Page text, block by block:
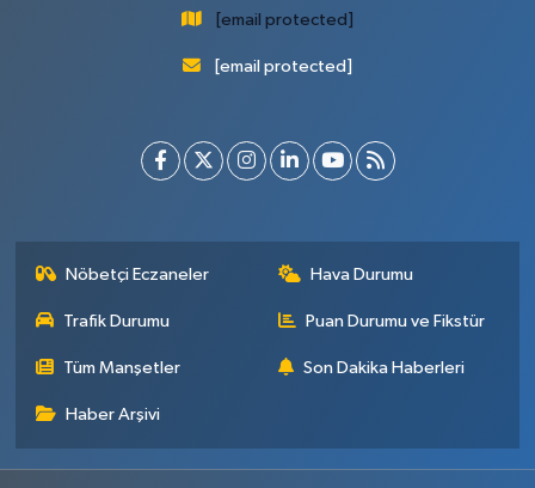
[email protected]
[email protected]
Nöbetçi Eczaneler Hava Durumu
Trafik Durumu Puan Durumu ve Fikstür
Tüm Manşetler Son Dakika Haberleri
Haber Arşivi